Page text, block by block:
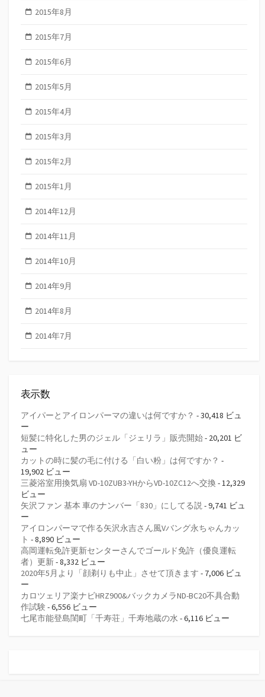
2015年8月
2015年7月
2015年6月
2015年5月
2015年4月
2015年3月
2015年2月
2015年1月
2014年12月
2014年11月
2014年10月
2014年9月
2014年8月
2014年7月
表示数
アイパーとアイロンパーマの違いは何ですか？ - 30,418 ビュ
ー
短髪に特化した男のジェル「ジェリラ」販売開始- 20,201 ビ
ュー
カットの時に髪の毛に付ける「白い粉」は何ですか？ -
19,902 ビュー
三菱浴室用換気扇 VD-10ZUB3-YHからVD-10ZC12へ交換 - 12,329
ビュー
矢沢ファン 基本 車のナンバー「830」にしてる説 - 9,741 ビュ
ー
アイロンパーマで作る矢沢永吉さん風Vバング永ちゃんカッ
ト - 8,890 ビュー
高岡運転免許更新センターさんでゴールド免許（優良運転
者）更新- 8,332 ビュー
2020年5月より「顔剃りも中止」させて頂きます - 7,006 ビュ
ー
カロツェリア楽ナビHRZ900&バックカメラND-BC20不具合動
作試験 - 6,556 ビュー
七尾市能登島閨町「千寿荘」千寿地蔵の水 - 6,116 ビュー